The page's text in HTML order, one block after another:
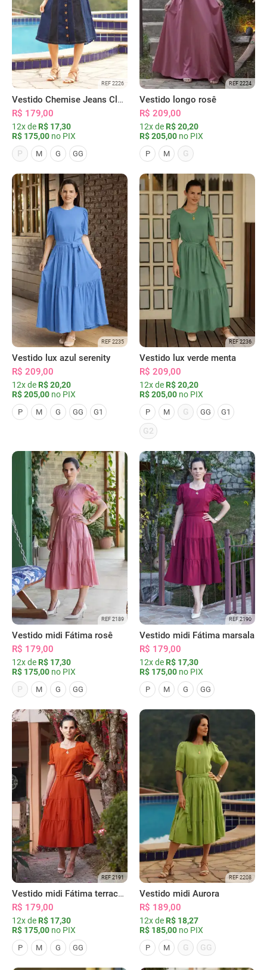
REF 2226
Vestido Chemise Jeans Clássica Serena
R$ 179,00
12x de R$ 17,30
R$ 175,00 no PIX
P
M G GG
REF 2224
Vestido longo rosê
R$ 209,00
12x de R$ 20,20
R$ 205,00 no PIX
P M G
REF 2235
Vestido lux azul serenity
R$ 209,00
12x de R$ 20,20
R$ 205,00 no PIX
P M G GG G1
REF 2236
Vestido lux verde menta
R$ 209,00
12x de R$ 20,20
R$ 205,00 no PIX
P M G GG G1
G2
REF 2189
Vestido midi Fátima rosê
R$ 179,00
12x de R$ 17,30
R$ 175,00 no PIX
P
M G GG
REF 2190
Vestido midi Fátima marsala
R$ 179,00
12x de R$ 17,30
R$ 175,00 no PIX
P M G GG
REF 2191
Vestido midi Fátima terracota
R$ 179,00
12x de R$ 17,30
R$ 175,00 no PIX
P M G GG
REF 2208
Vestido midi Aurora
R$ 189,00
12x de R$ 18,27
R$ 185,00 no PIX
P M G GG